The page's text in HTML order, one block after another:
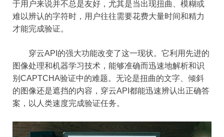
于用户来说并不总是友好，尤其是当出现扭曲、模糊或
难以辨认的字符时，用户往往需要花费大量时间和精力
才能完成验证。
穿云API的强大功能改变了这一现状。它利用先进的
图像处理和机器学习技术，能够准确而迅速地解析和识
别CAPTCHA验证中的难题。无论是扭曲的文字、倾斜
的图像还是遮挡的内容，穿云API都能迅速辨认出正确答
案，以人类速度完成验证任务。